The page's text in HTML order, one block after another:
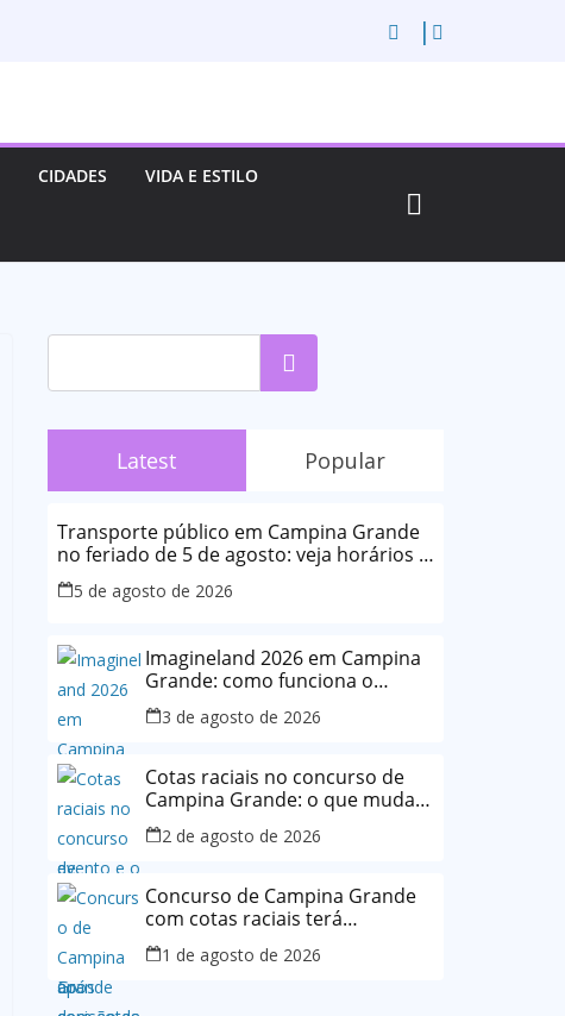
CIDADES VIDA E ESTILO
Pesquisar
Latest Popular
Transporte público em Campina Grande
no feriado de 5 de agosto: veja horários e
o que muda
5 de agosto de 2026
Imagineland 2026 em Campina
Grande: como funciona o
evento e o que esperar da
programação
3 de agosto de 2026
Cotas raciais no concurso de
Campina Grande: o que muda
após decisão da Justiça
2 de agosto de 2026
Concurso de Campina Grande
com cotas raciais terá
mudanças no edital após
decisão da Justiça
1 de agosto de 2026